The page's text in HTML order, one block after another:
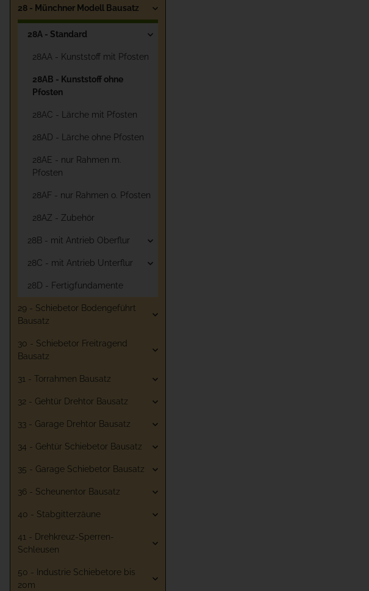
28 - Münchner Modell Bausatz
28A - Standard
28AA - Kunststoff mit Pfosten
28AB - Kunststoff ohne
Pfosten
28AC - Lärche mit Pfosten
28AD - Lärche ohne Pfosten
28AE - nur Rahmen m.
Pfosten
28AF - nur Rahmen o. Pfosten
28AZ - Zubehör
28B - mit Antrieb Oberflur
28C - mit Antrieb Unterflur
28D - Fertigfundamente
29 - Schiebetor Bodengeführt
Bausatz
30 - Schiebetor Freitragend
Bausatz
31 - Torrahmen Bausatz
32 - Gehtür Drehtor Bausatz
33 - Garage Drehtor Bausatz
34 - Gehtür Schiebetor Bausatz
35 - Garage Schiebetor Bausatz
36 - Scheunentor Bausatz
40 - Stabgitterzäune
41 - Drehkreuz-Sperren-
Schleusen
50 - Industrie Schiebetore bis
20m